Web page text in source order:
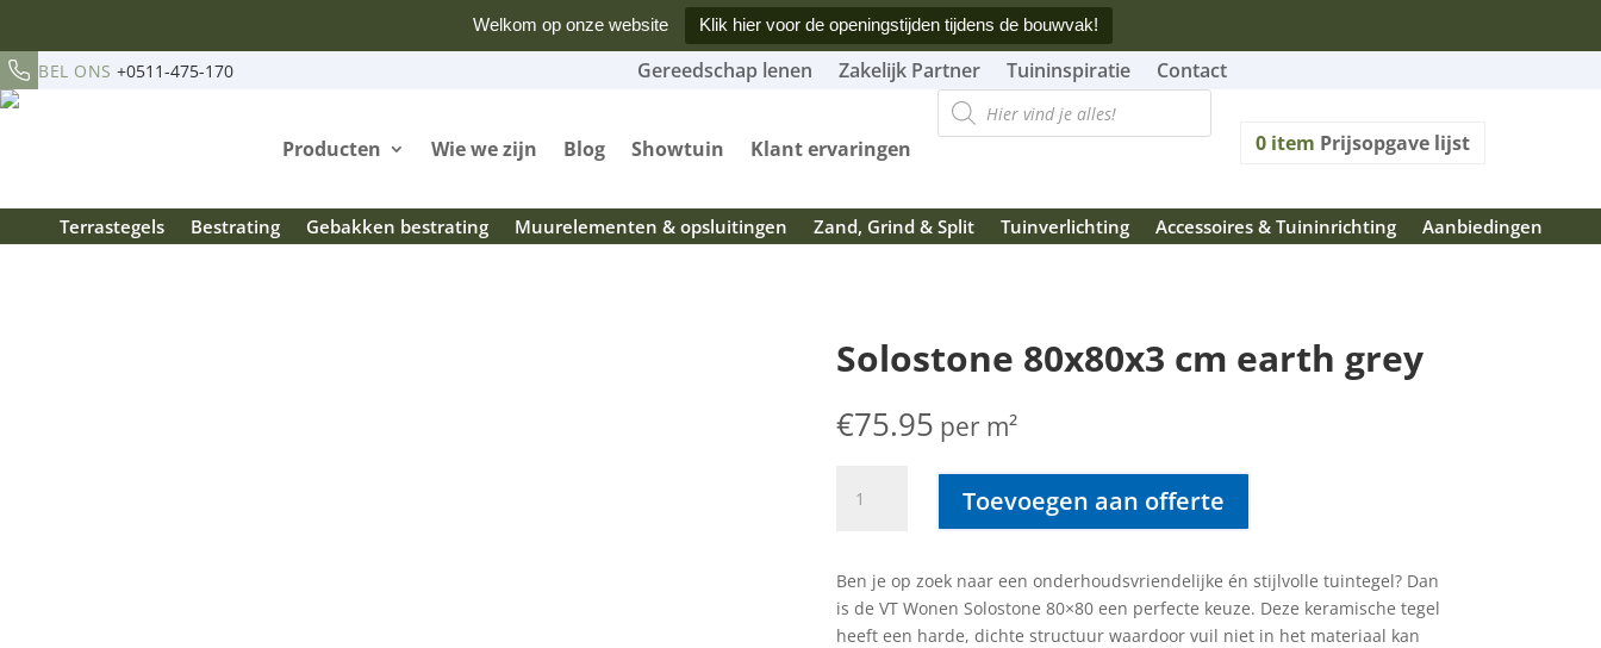
Welkom op onze website Klik hier voor de openingstijden tijdens de bouwvak!
BEL ONS +0511-475-170 Gereedschap lenen Zakelijk Partner Tuininspiratie Contact
Producten Wie we zijn Blog Showtuin Klant ervaringen
Producten
zoeken
0 item Prijsopgave lijst
Terrastegels Bestrating Gebakken bestrating Muurelementen & opsluitingen Zand, Grind & Split Tuinverlichting Accessoires & Tuininrichting Aanbiedingen
Solostone 80x80x3 cm earth grey
€75.95 per m²
80x80x3
grey
aantal
Toevoegen aan offerte
Ben je op zoek naar een onderhoudsvriendelijke én stijlvolle tuintegel? Dan
is de VT Wonen Solostone 80×80 een perfecte keuze. Deze keramische tegel
heeft een harde, dichte structuur waardoor vuil niet in het materiaal kan